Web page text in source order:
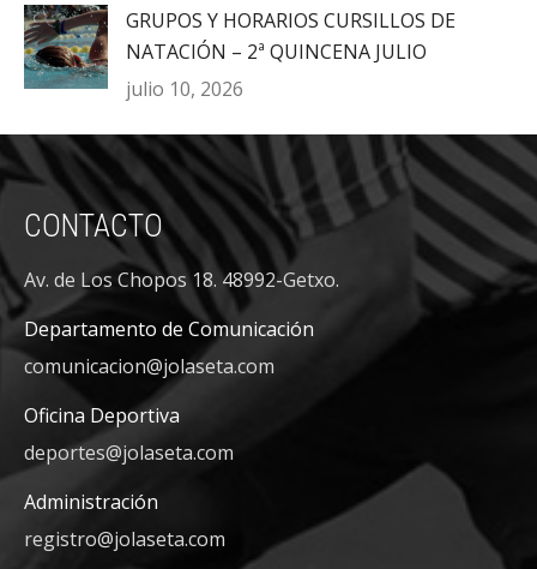
GRUPOS Y HORARIOS CURSILLOS DE
NATACIÓN – 2ª QUINCENA JULIO
julio 10, 2026
CONTACTO
Av. de Los Chopos 18. 48992-Getxo.
Departamento de Comunicación
comunicacion@jolaseta.com
Oficina Deportiva
deportes@jolaseta.com
Administración
registro@jolaseta.com